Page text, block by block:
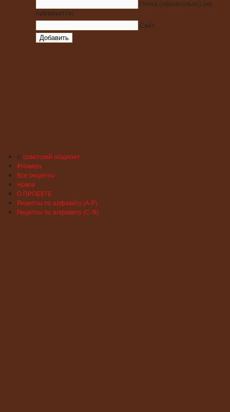
Почта (обязательно) (не
публикуется)
Сайт
©советский общепит
#Наверх
Все рецепты
Новое
О ПРОЕКТЕ
Рецепты по алфавиту (А-Р)
Рецепты по алфавиту (С-Я)